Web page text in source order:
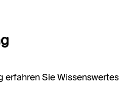
erfahren Sie Wissenswertes